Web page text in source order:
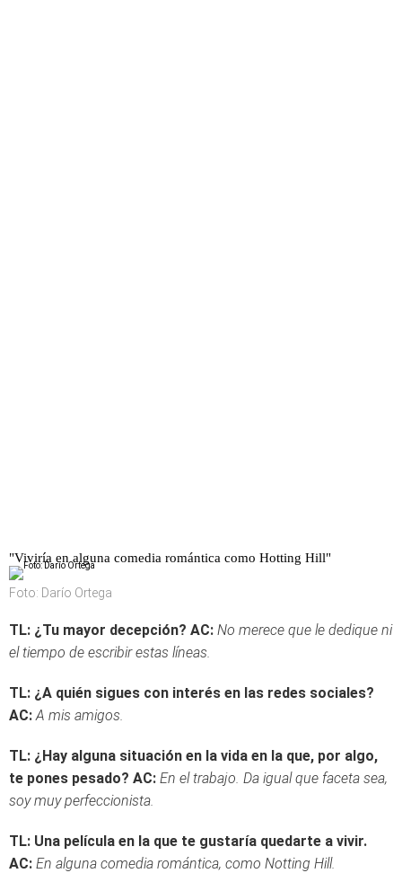
"Viviría en alguna comedia romántica como Hotting Hill"
Foto: Darío Ortega
TL: ¿Tu mayor decepción? AC: No merece que le dedique ni
el tiempo de escribir estas líneas.
TL: ¿A quién sigues con interés en las redes sociales?
AC:A mis amigos.
TL: ¿Hay alguna situación en la vida en la que, por algo,
te pones pesado? AC: En el trabajo. Da igual que faceta sea,
soy muy perfeccionista.
TL: Una película en la que te gustaría quedarte a vivir.
AC: En alguna comedia romántica, como Notting Hill.